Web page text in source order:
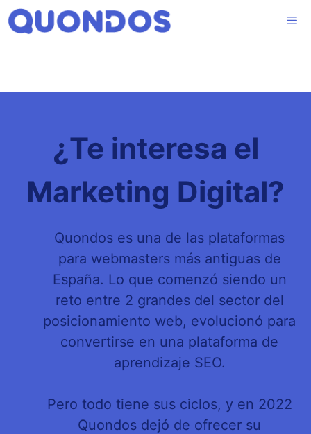
Saltar
al
¿Te interesa el
Marketing Digital?
Quondos es una de las plataformas
para webmasters más antiguas de
España. Lo que comenzó siendo un
reto entre 2 grandes del sector del
posicionamiento web, evolucionó para
convertirse en una plataforma de
aprendizaje SEO.
Pero todo tiene sus ciclos, y en 2022
Quondos dejó de ofrecer su